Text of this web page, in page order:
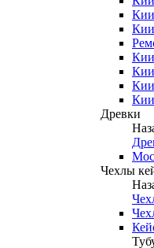
Кии
Древки
Чехлы